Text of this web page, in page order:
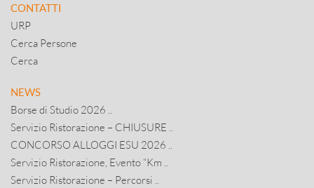
CONTATTI
URP
Cerca Persone
Cerca
NEWS
Borse di Studio 2026 ..
Servizio Ristorazione – CHIUSURE ..
CONCORSO ALLOGGI ESU 2026 ..
Servizio Ristorazione, Evento “Km ..
Servizio Ristorazione – Percorsi ..